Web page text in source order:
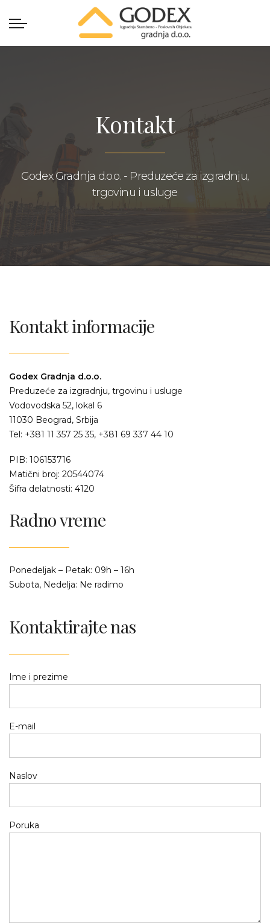
Kontakt
Godex Gradnja d.o.o. - Preduzeće za izgradnju,
trgovinu i usluge
Kontakt informacije
Godex Gradnja d.o.o.
Preduzeće za izgradnju, trgovinu i usluge
Vodovodska 52, lokal 6
11030 Beograd, Srbija
Tel: +381 11 357 25 35, +381 69 337 44 10
PIB: 106153716
Matični broj: 20544074
Šifra delatnosti: 4120
Radno vreme
Ponedeljak – Petak: 09h – 16h
Subota, Nedelja: Ne radimo
Kontaktirajte nas
Ime i prezime
E-mail
Naslov
Poruka